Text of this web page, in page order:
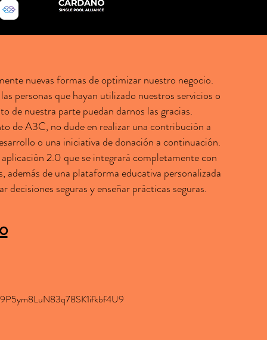
nuevas formas de optimizar nuestro negocio.
personas que hayan utilizado nuestros servicios o
de nuestra parte puedan darnos las gracias.
de A3C, no dude en realizar una contribución a
o una iniciativa de donación a continuación.
2.0 que se integrará completamente con
además de una plataforma educativa personalizada
decisiones seguras y enseñar prácticas seguras.